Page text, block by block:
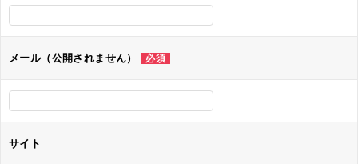
シ
ョ
ンメール（公開されません） 必須
サイト